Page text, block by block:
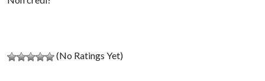
(No Ratings Yet)